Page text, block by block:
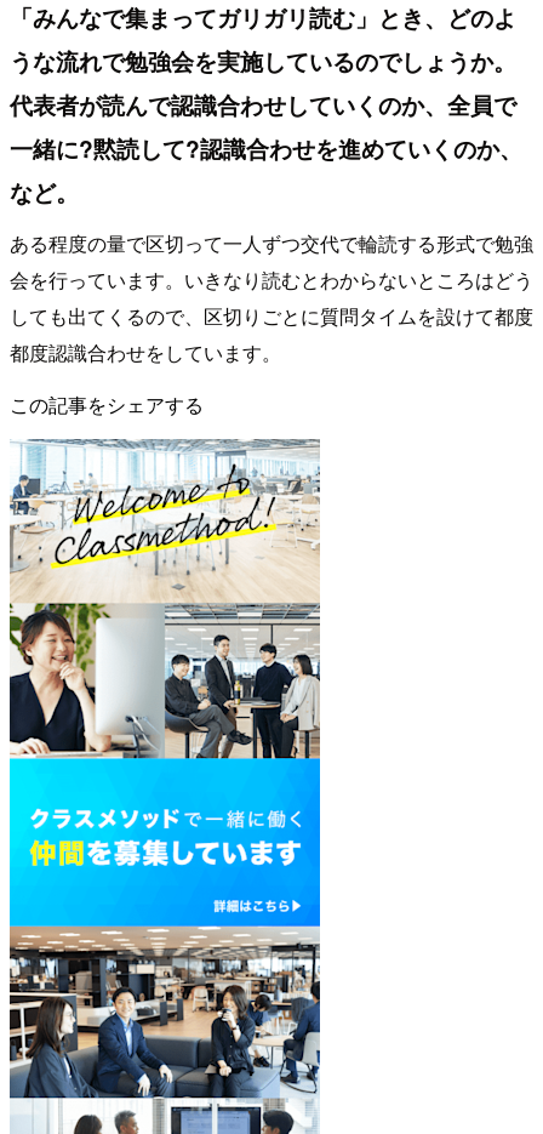
「みんなで集まってガリガリ読む」とき、どのよ
うな流れで勉強会を実施しているのでしょうか。
代表者が読んで認識合わせしていくのか、全員で
一緒に?黙読して?認識合わせを進めていくのか、
など。
ある程度の量で区切って一人ずつ交代で輪読する形式で勉強
会を行っています。いきなり読むとわからないところはどう
しても出てくるので、区切りごとに質問タイムを設けて都度
都度認識合わせをしています。
この記事をシェアする